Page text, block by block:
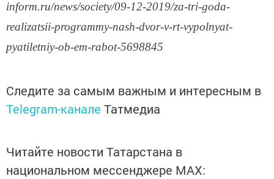
inform.ru/news/society/09-12-2019/za-tri-goda-
realizatsii-programmy-nash-dvor-v-rt-vypolnyat-
pyatiletniy-ob-em-rabot-5698845
Следите за самым важным и интересным в
Telegram-канале Татмедиа
Читайте новости Татарстана в
национальном мессенджере MАХ: